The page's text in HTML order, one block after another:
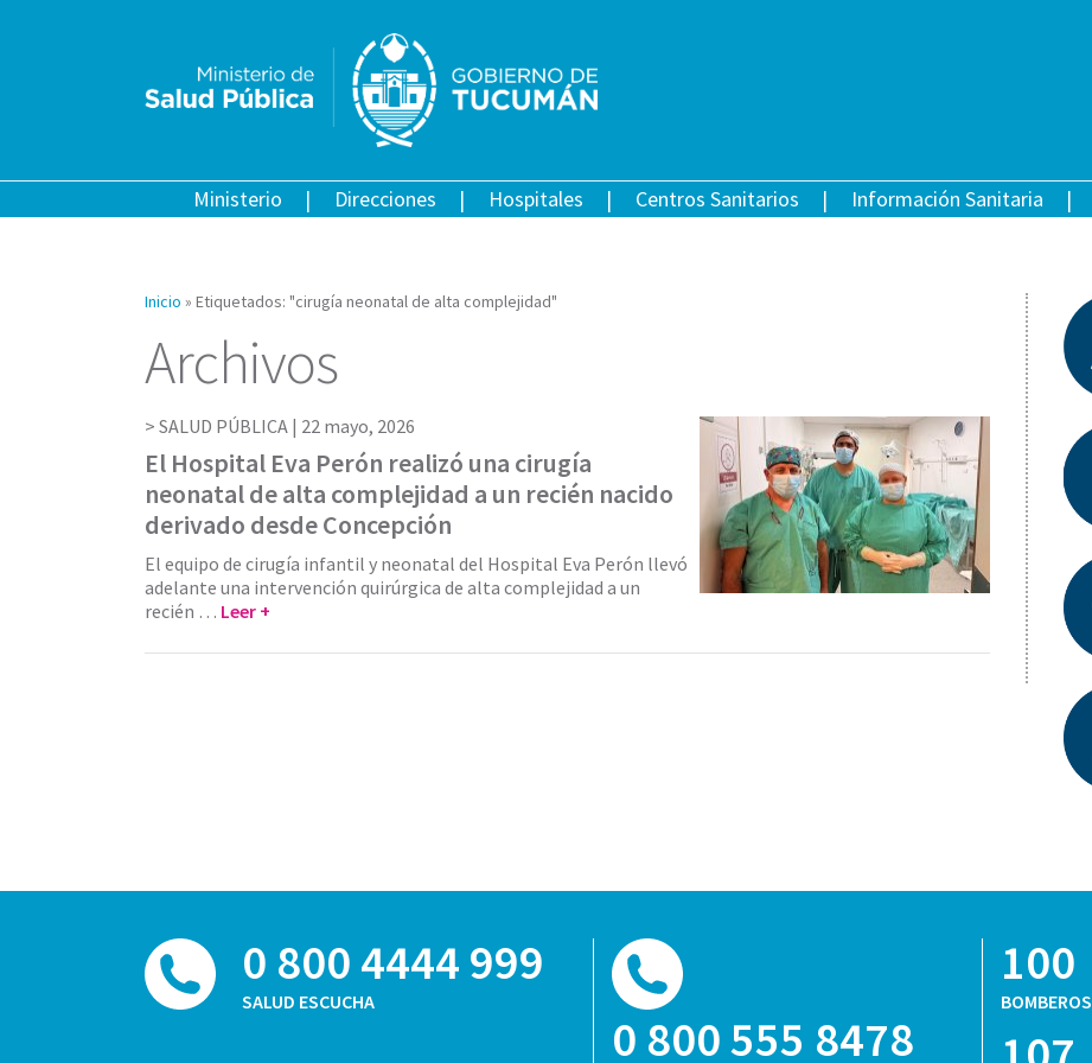
Ministerio Direcciones Hospitales Centros Sanitarios Información Sanitaria
Inicio » Etiquetados: "cirugía neonatal de alta complejidad"
Archivos
SALUD PÚBLICA | 22 mayo, 2026
El Hospital Eva Perón realizó una cirugía
neonatal de alta complejidad a un recién nacido
derivado desde Concepción
El equipo de cirugía infantil y neonatal del Hospital Eva Perón llevó
adelante una intervención quirúrgica de alta complejidad a un
recién … Leer +
0 800 4444 999
SALUD ESCUCHA
0 800 555 8478
100
BOMBEROS